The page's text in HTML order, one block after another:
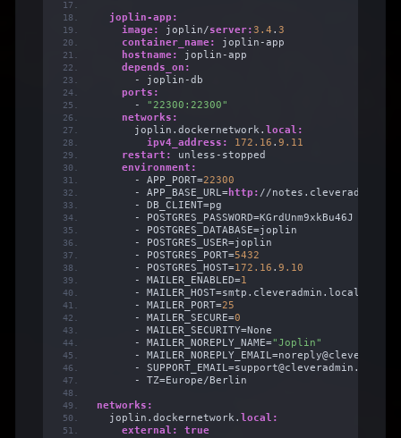
joplin-app:
image:
joplin/server:3.4 . 3
container_name:
joplin-app
hostname:
joplin-app
depends_on:
      - joplin-db
ports:
      -
"22300:22300"
networks:
      joplin.dockernetwork.
local:
ipv4_address:
172.16 . 9.11
restart:
unless-stopped
environment:
      - APP_PORT=
22300
      - APP_BASE_URL=
http: //
      - DB_CLIENT=pg
      - POSTGRES_PASSWORD=KGrdUnm9xkBu46J
      - POSTGRES_DATABASE=joplin
      - POSTGRES_USER=joplin
      - POSTGRES_PORT=
5432
      - POSTGRES_HOST=
172.16 . 9.10
      - MAILER_ENABLED=
1
      - MAILER_HOST=smtp.cleveradmin.local
      - MAILER_PORT=
25
      - MAILER_SECURE=
0
      - MAILER_SECURITY=None
      - MAILER_NOREPLY_NAME=
"Joplin"
-
      - SUPPORT_EMAIL=support@cleveradmin.local
      - TZ=Europe/Berlin
networks:
  joplin.dockernetwork.
local:
external:
true